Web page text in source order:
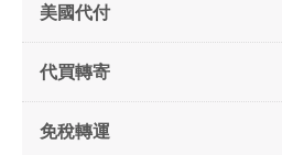
美國代付
代買轉寄
免稅轉運